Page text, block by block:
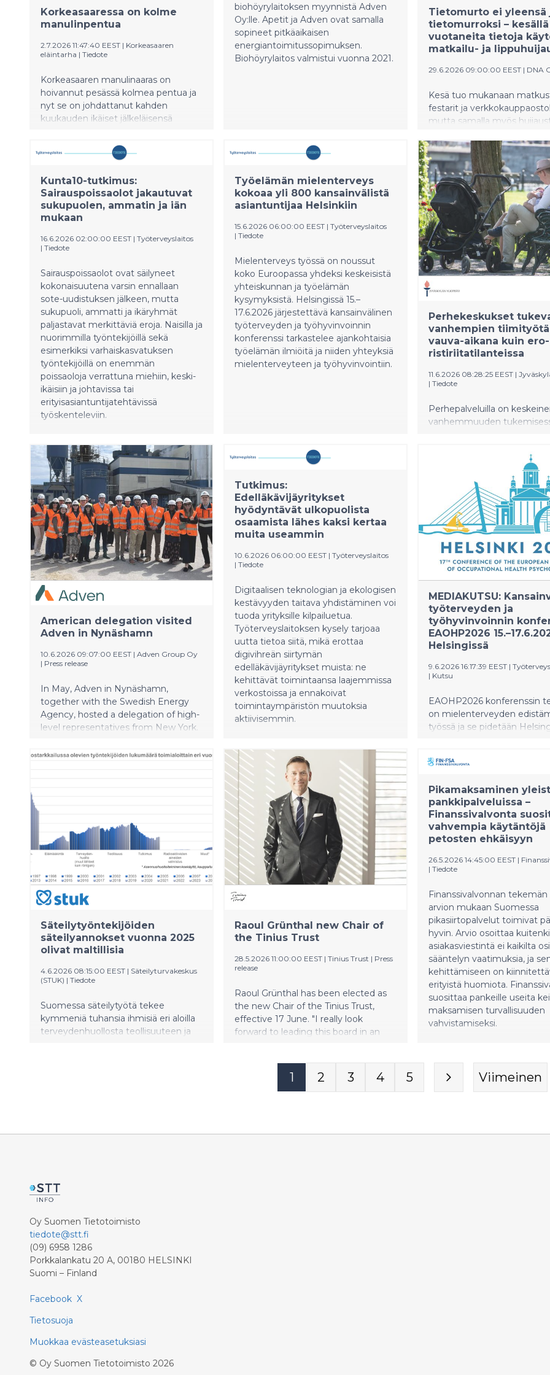
ytimessä ovat hänen lapsuutensa ja evakkomatkansa muistot.
arvonmuutosta olivat 571
miljoonaa euroa
Korkeasaaressa on kolme
manulinpentua
2.7.2026 11:47:40 EEST | Korkeasaaren
eläintarha | Tiedote
Korkeasaaren manulinaaras on
hoivannut pesässä kolmea pentua ja
nyt se on johdattanut kahden
kuukauden ikäiset jälkeläisensä
Pentue on Korkeasaaren
manulipariskunnan kolmas.
tunnetun keskiaasialaisen arokissan
suojelua monin tavoin.
biohöyrylaitoksen myynnistä Adven
Oy:lle. Apetit ja Adven ovat samalla
sopineet pitkäaikaisen
energiantoimitussopimuksen.
Biohöyrylaitos valmistui vuonna 2021.
Tietomurto ei yleensä
tietomurroksi – kesällä
vuotaneita tietoja
matkailu- ja
29.6.2026 09:00:00 EEST | DNA
Kesä tuo mukanaan
festarit ja
mutta samalla myös
tietomurtotapaukset
että kuka tahansa voi joutua
tietovuodon kohteeksi,
käyttäisi tunnettuja ja
palveluita. Yksi
klikkaus, sivullisen näkemä
tunnuskoodi tai
tietojen päätyminen
käsiin voi pilata loman jo
se ehtii alkaa.
Kunta10-tutkimus:
Sairauspoissaolot jakautuvat
sukupuolen, ammatin ja iän
mukaan
16.6.2026 02:00:00 EEST | Työterveyslaitos
| Tiedote
Sairauspoissaolot ovat säilyneet
kokonaisuutena varsin ennallaan
sote-uudistuksen jälkeen, mutta
sukupuoli, ammatti ja ikäryhmät
paljastavat merkittäviä eroja. Naisilla ja
nuorimmilla työntekijöillä sekä
esimerkiksi varhaiskasvatuksen
työntekijöillä on enemmän
poissaoloja verrattuna miehiin, keski-
ikäisiin ja johtavissa tai
erityisasiantuntijatehtävissä
työskenteleviin.
Työelämän mielenterveys
kokoaa yli 800 kansainvälistä
asiantuntijaa Helsinkiin
15.6.2026 06:00:00 EEST | Työterveyslaitos
| Tiedote
Mielenterveys työssä on noussut
koko Euroopassa yhdeksi keskeisistä
yhteiskunnan ja työelämän
kysymyksistä. Helsingissä 15.–
17.6.2026 järjestettävä kansainvälinen
työterveyden ja työhyvinvoinnin
konferenssi tarkastelee ajankohtaisia
työelämän ilmiöitä ja niiden yhteyksiä
mielenterveyteen ja työhyvinvointiin.
Perhekeskukset
vanhempien
vauva-aikana kuin
ristiriitatilanteissa
11.6.2026 08:28:25 EEST |
| Tiedote
Perhepalveluilla on
vanhemmuuden
taloudellisten kannustimien
Perhekeskuksissa vanhempia
autetaan toimimaan tiiminä
vauva-ajasta mahdollisiin
riitatilanteisiin. Jyväskylän
tuoreen tutkimuksen
perhekeskusten tarjoama
rakentuu kolmelle
toimintatavalle, joita tulisi
American delegation visited
Adven in Nynäshamn
10.6.2026 09:07:00 EEST | Adven Group Oy
| Press release
In May, Adven in Nynäshamn,
together with the Swedish Energy
Agency, hosted a delegation of high-
level representatives from New York.
from Swedish district heating from a
Tutkimus:
Edelläkävijäyritykset
hyödyntävät ulkopuolista
osaamista lähes kaksi kertaa
muita useammin
10.6.2026 06:00:00 EEST | Työterveyslaitos
| Tiedote
Digitaalisen teknologian ja ekologisen
kestävyyden taitava yhdistäminen voi
tuoda yrityksille kilpailuetua.
Työterveyslaitoksen kysely tarjoaa
uutta tietoa siitä, mikä erottaa
digivihreän siirtymän
edelläkävijäyritykset muista: ne
kehittävät toimintaansa laajemmissa
verkostoissa ja ennakoivat
toimintaympäristön muutoksia
aktiivisemmin.
MEDIAKUTSU:
työterveyden ja
työhyvinvoinnin
EAOHP2026
Helsingissä
9.6.2026 16:17:39 EEST |
| Kutsu
EAOHP2026 konferenssin
on mielenterveyden
työssä ja se pidetään
tutkijoiden esityksiä ja
Säteilytyöntekijöiden
säteilyannokset vuonna 2025
olivat maltillisia
4.6.2026 08:15:00 EEST | Säteilyturvakeskus
(STUK) | Tiedote
Suomessa säteilytyötä tekee
kymmeniä tuhansia ihmisiä eri aloilla
terveydenhuollosta teollisuuteen ja
Raoul Grünthal new Chair of
the Tinius Trust
28.5.2026 11:00:00 EEST | Tinius Trust | Press
release
Raoul Grünthal has been elected as
the new Chair of the Tinius Trust,
effective 17 June. "I really look
forward to leading this board in an
Pikamaksaminen
pankkipalveluissa –
Finanssivalvonta
vahvempia käytäntöjä
petosten ehkäisyyn
26.5.2026 14:45:00 EEST |
| Tiedote
Finanssivalvonnan
arvion mukaan Suomessa
pikasiirtopalvelut toimivat
hyvin. Arvio osoittaa
asiakasviestintä ei kaikilta
sääntelyn vaatimuksia, ja
kehittämiseen on
erityistä huomiota.
suosittaa pankeille useita
maksamisen turvallisuuden
vahvistamiseksi.
1 2 3 4 5 Viimeinen
Oy Suomen Tietotoimisto
tiedote@stt.fi
(09) 6958 1286
Porkkalankatu 20 A, 00180 HELSINKI
Suomi – Finland
Facebook X
Tietosuoja
Muokkaa evästeasetuksiasi
© Oy Suomen Tietotoimisto 2026